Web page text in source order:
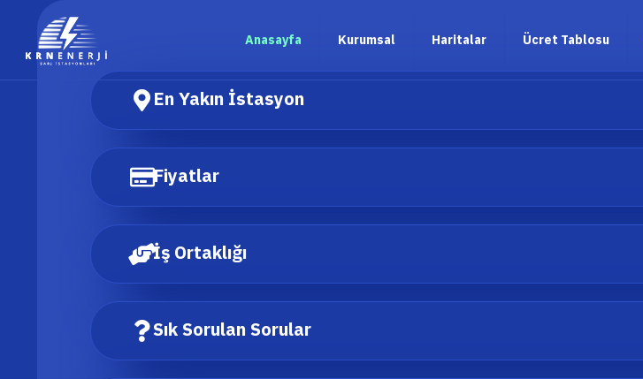
Anasayfa Kurumsal Haritalar Ücret Tablosu
En Yakın İstasyon
Fiyatlar
İş Ortaklığı
Sık Sorulan Sorular